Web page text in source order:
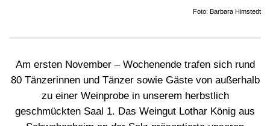
Foto: Barbara Himstedt
Am ersten November – Wochenende trafen sich rund
80 Tänzerinnen und Tänzer sowie Gäste von außerhalb
zu einer Weinprobe in unserem herbstlich
geschmückten Saal 1. Das Weingut Lothar König aus